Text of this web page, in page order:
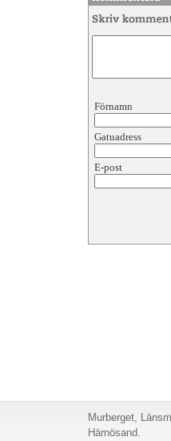
Förnamn
Gatuadress
E-post
Murberget,
Härnösand.